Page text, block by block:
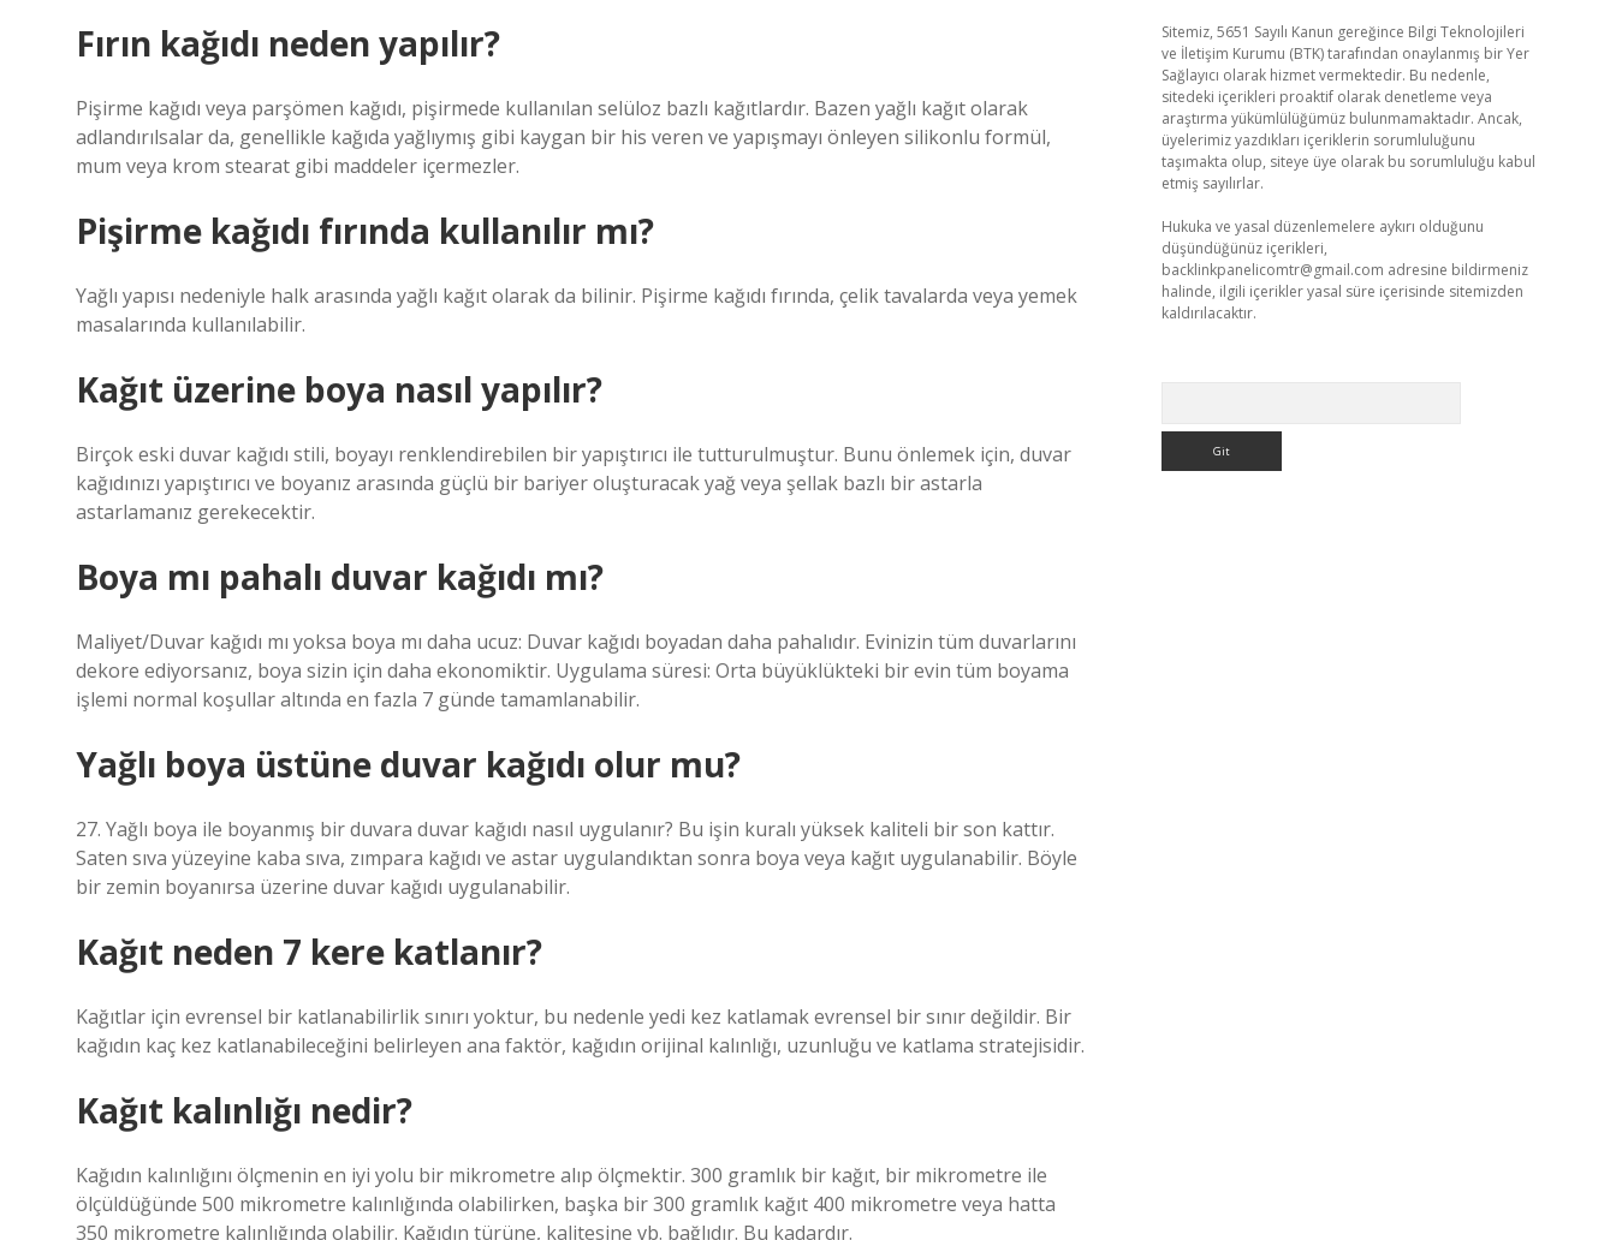
Fırın kağıdı neden yapılır?
Pişirme kağıdı veya parşömen kağıdı, pişirmede kullanılan selüloz bazlı kağıtlardır. Bazen yağlı kağıt olarak
adlandırılsalar da, genellikle kağıda yağlıymış gibi kaygan bir his veren ve yapışmayı önleyen silikonlu formül,
mum veya krom stearat gibi maddeler içermezler.
Pişirme kağıdı fırında kullanılır mı?
Yağlı yapısı nedeniyle halk arasında yağlı kağıt olarak da bilinir. Pişirme kağıdı fırında, çelik tavalarda veya yemek
masalarında kullanılabilir.
Kağıt üzerine boya nasıl yapılır?
Birçok eski duvar kağıdı stili, boyayı renklendirebilen bir yapıştırıcı ile tutturulmuştur. Bunu önlemek için, duvar
kağıdınızı yapıştırıcı ve boyanız arasında güçlü bir bariyer oluşturacak yağ veya şellak bazlı bir astarla
astarlamanız gerekecektir.
Boya mı pahalı duvar kağıdı mı?
Maliyet/Duvar kağıdı mı yoksa boya mı daha ucuz: Duvar kağıdı boyadan daha pahalıdır. Evinizin tüm duvarlarını
dekore ediyorsanız, boya sizin için daha ekonomiktir. Uygulama süresi: Orta büyüklükteki bir evin tüm boyama
işlemi normal koşullar altında en fazla 7 günde tamamlanabilir.
Yağlı boya üstüne duvar kağıdı olur mu?
27. Yağlı boya ile boyanmış bir duvara duvar kağıdı nasıl uygulanır? Bu işin kuralı yüksek kaliteli bir son kattır.
Saten sıva yüzeyine kaba sıva, zımpara kağıdı ve astar uygulandıktan sonra boya veya kağıt uygulanabilir. Böyle
bir zemin boyanırsa üzerine duvar kağıdı uygulanabilir.
Kağıt neden 7 kere katlanır?
Kağıtlar için evrensel bir katlanabilirlik sınırı yoktur, bu nedenle yedi kez katlamak evrensel bir sınır değildir. Bir
kağıdın kaç kez katlanabileceğini belirleyen ana faktör, kağıdın orijinal kalınlığı, uzunluğu ve katlama stratejisidir.
Kağıt kalınlığı nedir?
Kağıdın kalınlığını ölçmenin en iyi yolu bir mikrometre alıp ölçmektir. 300 gramlık bir kağıt, bir mikrometre ile
ölçüldüğünde 500 mikrometre kalınlığında olabilirken, başka bir 300 gramlık kağıt 400 mikrometre veya hatta
350 mikrometre kalınlığında olabilir. Kağıdın türüne, kalitesine vb. bağlıdır. Bu kadardır.
Sitemiz, 5651 Sayılı Kanun gereğince Bilgi Teknolojileri
ve İletişim Kurumu (BTK) tarafından onaylanmış bir Yer
Sağlayıcı olarak hizmet vermektedir. Bu nedenle,
sitedeki içerikleri proaktif olarak denetleme veya
araştırma yükümlülüğümüz bulunmamaktadır. Ancak,
üyelerimiz yazdıkları içeriklerin sorumluluğunu
taşımakta olup, siteye üye olarak bu sorumluluğu kabul
etmiş sayılırlar.
Hukuka ve yasal düzenlemelere aykırı olduğunu
düşündüğünüz içerikleri,
backlinkpanelicomtr@gmail.com adresine bildirmeniz
halinde, ilgili içerikler yasal süre içerisinde sitemizden
kaldırılacaktır.